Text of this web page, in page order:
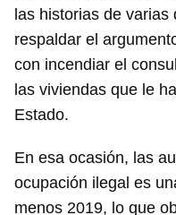
las historias de
respaldar el
con incendiar el
las viviendas que le
Estado.
En esa ocasión, las
ocupación ilegal es
menos 2019, lo que